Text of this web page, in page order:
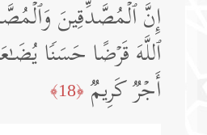
إِنَّ ٱلۡمُصَّدِّقِینَ
ٱللَّهَ قَرۡضًا حَسَنࣰا
أَجۡرࣱ كَرِیمࣱ ﴿18﴾